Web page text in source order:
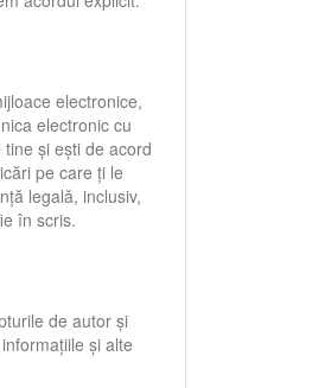
electronice,
electronic cu
și ești de acord
pe care ți le
legală, inclusiv,
în scris.
de autor și
și alte